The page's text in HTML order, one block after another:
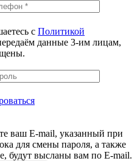
с Политикой
данные 3-им лицам,
ваш E-mail, указанный при
для смены пароля, а также
будут высланы вам по E-mail.